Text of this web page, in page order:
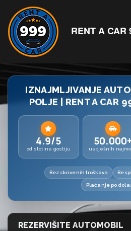
RENT A CAR
IZNAJMLJIVANJE
POLJE | RENT A CAR
4.9/5
od stotine gostiju uspješnih
Bez skrivenih troškova
Plaćanje po
REZERVIŠITE AUTOMOBIL